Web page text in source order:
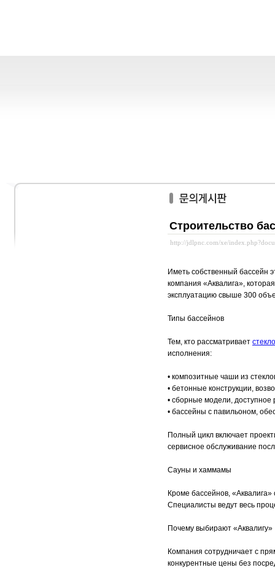
Строительство
http://jdlpnc.com/xe/
Иметь собственный бассейн
компания «Аквалига»,
эксплуатацию свыше 300
Типы бассейнов
Тем, кто рассматривает
исполнения:
• композитные чаши из
• бетонные конструкции,
• сборные модели, доступное
• бассейны с павильоном,
Полный цикл включает
сервисное обслуживание
Сауны и хаммамы
Кроме бассейнов,
Специалисты ведут весь
Почему выбирают «Аквалигу»
Компания сотрудничает с
конкурентные цены без